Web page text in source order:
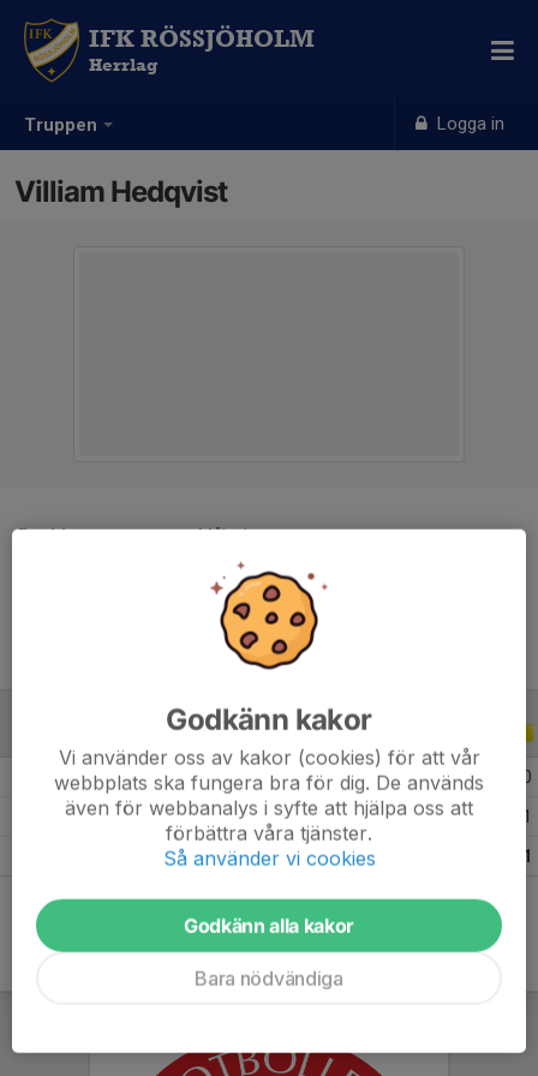
Truppen Logga in
IFK RÖSSJÖHOLM
Herrlag
Villiam Hedqvist
Position
Målvakt
18 år
ALLA ÅR
2026 14 0 0 0 0 0
27 11 0 0 1
41 11 1
Godkänn kakor
Vi använder oss av kakor (cookies) för att vår
webbplats ska fungera bra för dig. De används
även för webbanalys i syfte att hjälpa oss att
förbättra våra tjänster.
Så använder vi cookies
Godkänn alla kakor
Bara nödvändiga